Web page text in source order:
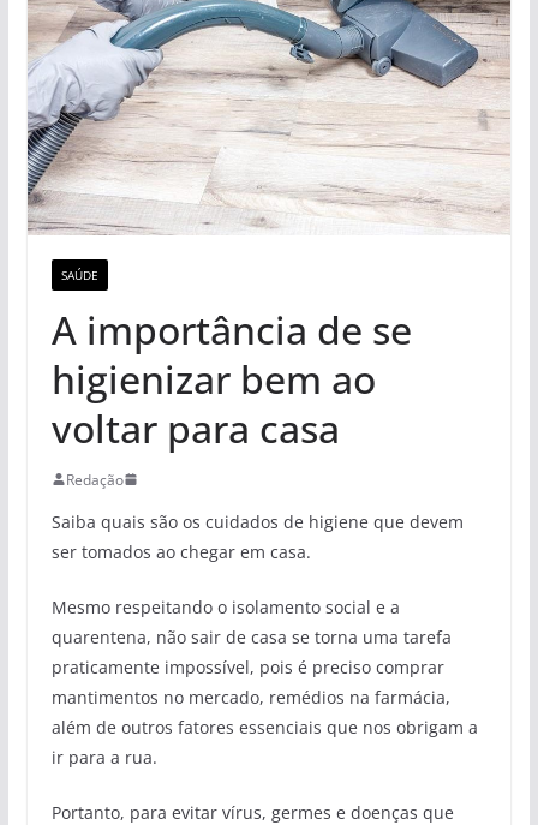
SAÚDE
A importância de se
higienizar bem ao
voltar para casa
Redação
Saiba quais são os cuidados de higiene que devem
ser tomados ao chegar em casa.
Mesmo respeitando o isolamento social e a
quarentena, não sair de casa se torna uma tarefa
praticamente impossível, pois é preciso comprar
mantimentos no mercado, remédios na farmácia,
além de outros fatores essenciais que nos obrigam a
ir para a rua.
Portanto, para evitar vírus, germes e doenças que